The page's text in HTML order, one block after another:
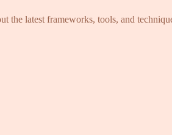
the latest frameworks, tools, and